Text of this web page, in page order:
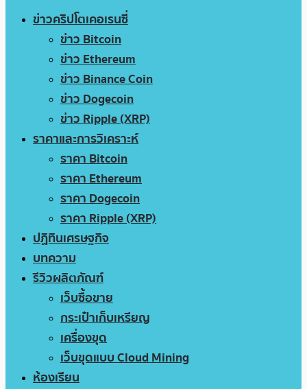
ข่าวคริปโตเคอเรนซี่
ข่าว Bitcoin
ข่าว Ethereum
ข่าว Binance Coin
ข่าว Dogecoin
ข่าว Ripple (XRP)
ราคาและการวิเคราะห์
ราคา Bitcoin
ราคา Ethereum
ราคา Dogecoin
ราคา Ripple (XRP)
ปฏิทินเศรษฐกิจ
บทความ
รีวิวผลิตภัณฑ์
เว็บซื้อขาย
กระเป๋าเก็บเหรียญ
เครื่องขุด
เว็บขุดแบบ Cloud Mining
ห้องเรียน